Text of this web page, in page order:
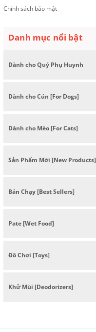
Chính sách bảo mật
Danh mục nổi bật
Dành cho Quý Phụ Huynh
Dành cho Cún [For Dogs]
Dành cho Mèo [For Cats]
Sản Phẩm Mới [New Products]
Bán Chạy [Best Sellers]
Pate [Wet Food]
Đồ Chơi [Toys]
Khử Mùi [Deodorizers]